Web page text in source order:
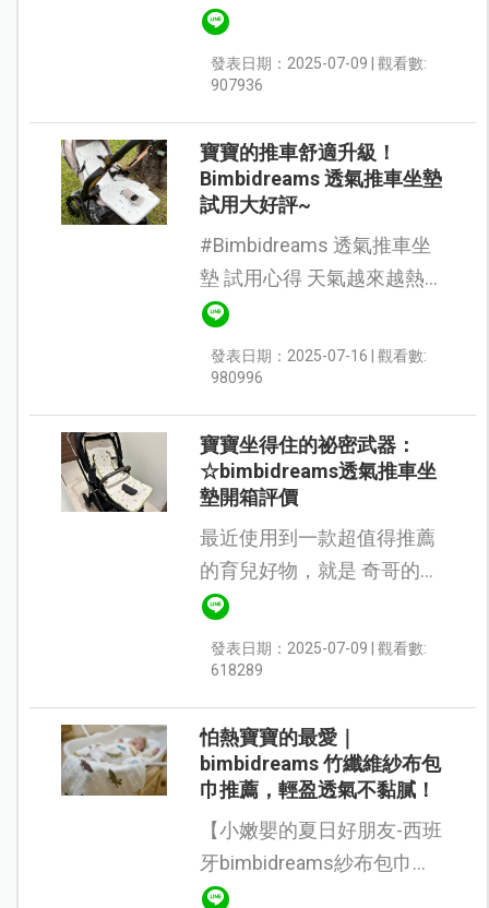
布巾真的是新生兒家庭不可
或缺的好物★ 這條
bimbidreams包巾採用70%
般純棉還要更親膚又...
發表日期：2025-07-09 | 觀看數:
907936
寶寶的推車舒適升級！
Bimbidreams 透氣推車坐墊
試用大好評~
#Bimbidreams 透氣推車坐
墊 試用心得 天氣越來越熱
了，放假的時候喜歡帶貝貝
到處遊玩，她有遺傳到爸媽
很怕熱的體質，外出時乘坐
她背後全部...
發表日期：2025-07-16 | 觀看數:
980996
寶寶坐得住的祕密武器：
☆bimbidreams透氣推車坐
墊開箱評價
最近使用到一款超值得推薦
的育兒好物，就是 奇哥的
bimbidreams 透氣推車坐
墊！這款坐墊是萊卡材質系
列，具有良好的耐磨性、抗
質一摸上去就能...
發表日期：2025-07-09 | 觀看數:
618289
怕熱寶寶的最愛｜
bimbidreams 竹纖維紗布包
巾推薦，輕盈透氣不黏膩！
【小嫩嬰的夏日好朋友-西班
牙bimbidreams紗布包巾開
箱🌞】 來自西班牙品牌